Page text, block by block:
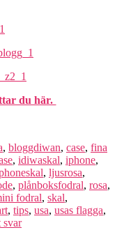
du här.
, bloggdiwan, case, fina
, idiwaskal, iphone,
, ljusrosa,
, plånboksfodral, rosa,
fodral, skal,
, tips, usa, usas flagga,
svar